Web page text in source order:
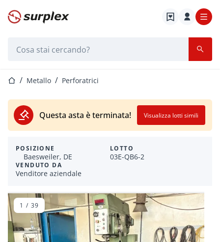
Home
Home Metallo Perforatrici
Questa asta è terminata! Visualizza lotti simili
POSIZIONE
Baesweiler, DE
VENDUTO DA
Venditore aziendale
LOTTO
03E-QB6-2
1 / 39